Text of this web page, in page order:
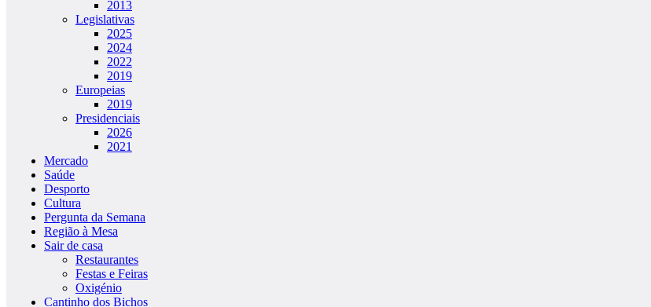
2013
Legislativas
2025
2024
2022
2019
Europeias
2019
Presidenciais
2026
2021
Mercado
Saúde
Desporto
Cultura
Pergunta da Semana
Região à Mesa
Sair de casa
Restaurantes
Festas e Feiras
Oxigénio
Cantinho dos Bichos